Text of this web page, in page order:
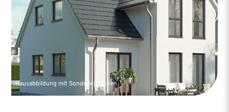
Hausabbildung mit Sonderwünschen